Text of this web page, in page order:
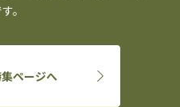
。
ページへ